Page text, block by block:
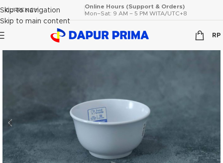
Skip to navigation
Skip to main content
CURRENCY
Online Hours (Support & Orders)
Mon–Sat: 9 AM – 5 PM WITA/UTC+8
RP